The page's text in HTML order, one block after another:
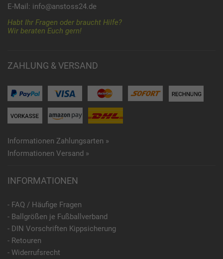
E-Mail: info@anstoss24.de
Habt Ihr Fragen oder braucht Hilfe?
Wir beraten Euch gern!
ZAHLUNG & VERSAND
Informationen Zahlungsarten »
Informationen Versand »
INFORMATIONEN
- FAQ / Häufige Fragen
- Ballgrößen je Fußballverband
- DIN Vorschriften Kippsicherung
- Retouren
- Widerrufsrecht